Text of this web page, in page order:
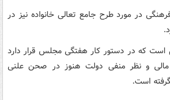
در مورد طرح جامع تعالی خانواده نیز در
که در دستور کار هفتگی مجلس قرار دارد
مالی و نظر منفی دولت هنوز در صحن علنی
است.